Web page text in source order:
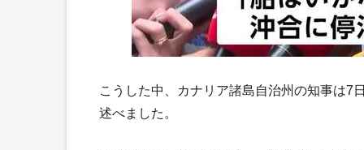
こうした中、カナリア諸島自治州の知事は7
述べました。